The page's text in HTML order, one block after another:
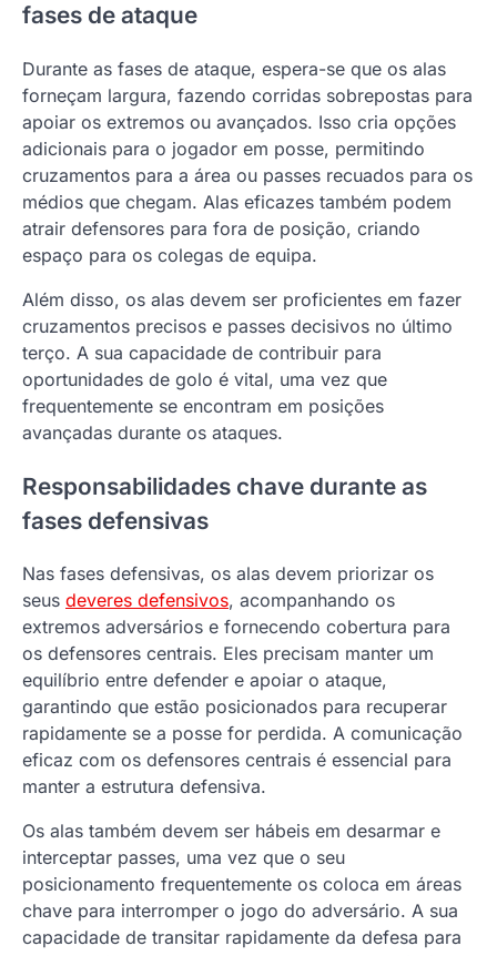
fases de ataque
Durante as fases de ataque, espera-se que os alas
forneçam largura, fazendo corridas sobrepostas para
apoiar os extremos ou avançados. Isso cria opções
adicionais para o jogador em posse, permitindo
cruzamentos para a área ou passes recuados para os
médios que chegam. Alas eficazes também podem
atrair defensores para fora de posição, criando
espaço para os colegas de equipa.
Além disso, os alas devem ser proficientes em fazer
cruzamentos precisos e passes decisivos no último
terço. A sua capacidade de contribuir para
oportunidades de golo é vital, uma vez que
frequentemente se encontram em posições
avançadas durante os ataques.
Responsabilidades chave durante as
fases defensivas
Nas fases defensivas, os alas devem priorizar os
seus deveres defensivos, acompanhando os
extremos adversários e fornecendo cobertura para
os defensores centrais. Eles precisam manter um
equilíbrio entre defender e apoiar o ataque,
garantindo que estão posicionados para recuperar
rapidamente se a posse for perdida. A comunicação
eficaz com os defensores centrais é essencial para
manter a estrutura defensiva.
Os alas também devem ser hábeis em desarmar e
interceptar passes, uma vez que o seu
posicionamento frequentemente os coloca em áreas
chave para interromper o jogo do adversário. A sua
capacidade de transitar rapidamente da defesa para